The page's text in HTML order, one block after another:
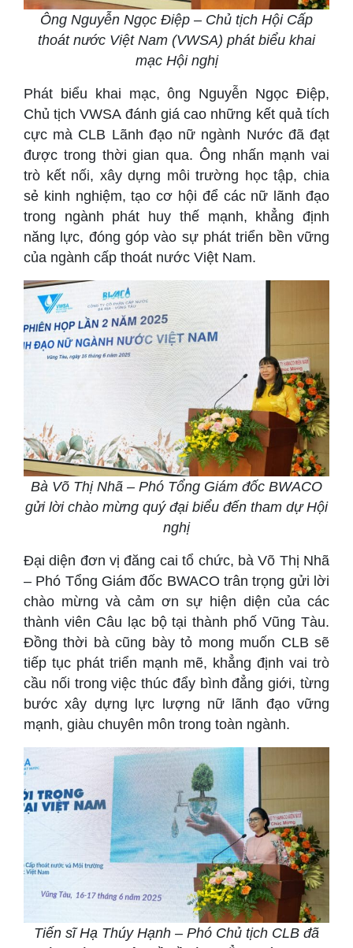
Ông Nguyễn Ngọc Điệp – Chủ tịch Hội Cấp
thoát nước Việt Nam (VWSA) phát biểu khai
mạc Hội nghị
Phát biểu khai mạc, ông Nguyễn Ngọc Điệp,
Chủ tịch VWSA đánh giá cao những kết quả tích
cực mà CLB Lãnh đạo nữ ngành Nước đã đạt
được trong thời gian qua. Ông nhấn mạnh vai
trò kết nối, xây dựng môi trường học tập, chia
sẻ kinh nghiệm, tạo cơ hội để các nữ lãnh đạo
trong ngành phát huy thế mạnh, khẳng định
năng lực, đóng góp vào sự phát triển bền vững
của ngành cấp thoát nước Việt Nam.
Bà Võ Thị Nhã – Phó Tổng Giám đốc BWACO
gửi lời chào mừng quý đại biểu đến tham dự Hội
nghị
Đại diện đơn vị đăng cai tổ chức, bà Võ Thị Nhã
– Phó Tổng Giám đốc BWACO trân trọng gửi lời
chào mừng và cảm ơn sự hiện diện của các
thành viên Câu lạc bộ tại thành phố Vũng Tàu.
Đồng thời bà cũng bày tỏ mong muốn CLB sẽ
tiếp tục phát triển mạnh mẽ, khẳng định vai trò
cầu nối trong việc thúc đẩy bình đẳng giới, từng
bước xây dựng lực lượng nữ lãnh đạo vững
mạnh, giàu chuyên môn trong toàn ngành.
Tiến sĩ Hạ Thúy Hạnh – Phó Chủ tịch CLB đã